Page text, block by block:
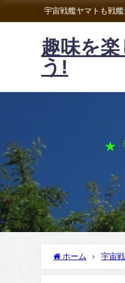
宇宙戦艦ヤマトも戦
趣味を楽
う!
★
ホーム 宇宙